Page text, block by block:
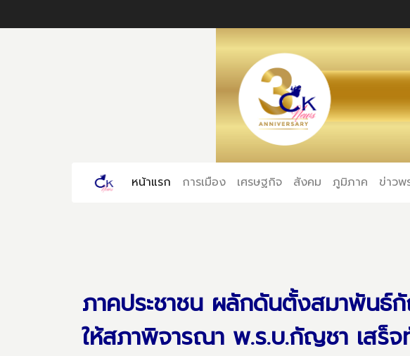
หน้าแรก (current)
การเมือง เศรษฐกิจ สังคม ภูมิภาค ข่าวพ
ภาคประชาชน ผลักดันตั้งสมาพันธ์
ให้สภาพิจารณา พ.ร.บ.กัญชา เสร็